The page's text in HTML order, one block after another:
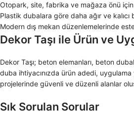
Otopark, site, fabrika ve mağaza önü
Plastik dubalara göre daha ağır ve kalıcı
Modern dış mekan düzenlemelerinde
Dekor Taşı ile Ürün ve
Dekor Taşı; beton elemanları, beton
duba ihtiyacınızda ürün adedi,
projelerinde güvenli ve düzenli alanlar
Sık Sorulan Sorular